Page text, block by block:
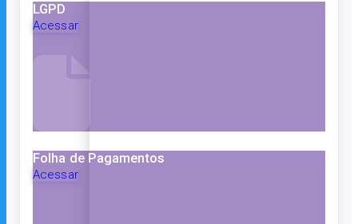
LGPD
Acessar
Folha de Pagamentos
Acessar